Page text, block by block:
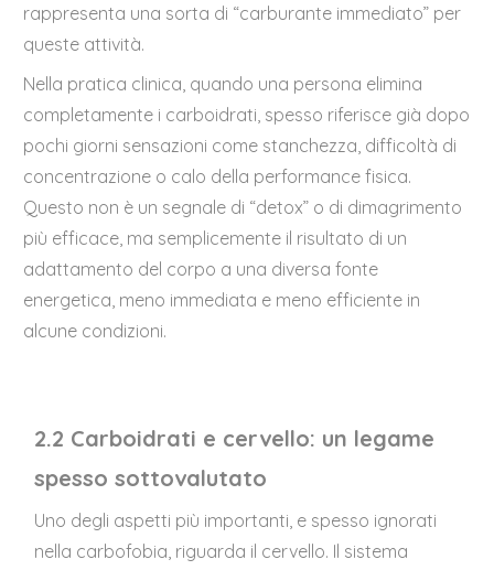
rappresenta una sorta di “carburante immediato” per
queste attività.
Nella pratica clinica, quando una persona elimina
completamente i carboidrati, spesso riferisce già dopo
pochi giorni sensazioni come stanchezza, difficoltà di
concentrazione o calo della performance fisica.
Questo non è un segnale di “detox” o di dimagrimento
più efficace, ma semplicemente il risultato di un
adattamento del corpo a una diversa fonte
energetica, meno immediata e meno efficiente in
alcune condizioni.
2.2 Carboidrati e cervello: un legame
spesso sottovalutato
Uno degli aspetti più importanti, e spesso ignorati
nella carbofobia, riguarda il cervello. Il sistema